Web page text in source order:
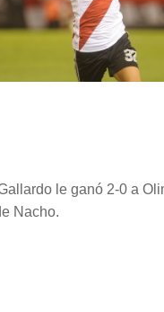
le ganó 2-0 a
Nacho.